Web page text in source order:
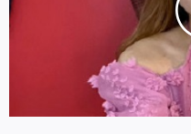
xuất từ xưởng đóng gói và
dụng). Tập trung vào cải
dịch vụ chăm sóc khách hàng.